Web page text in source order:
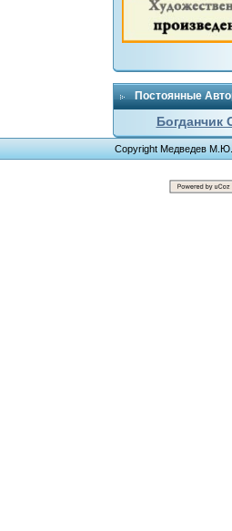
Постоянные
Богданчик
Copyright Медведев